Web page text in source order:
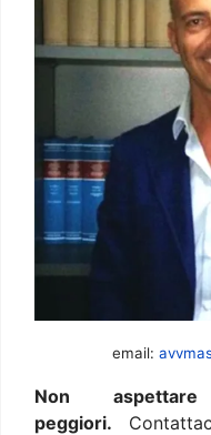
email:
Non
peggiori.